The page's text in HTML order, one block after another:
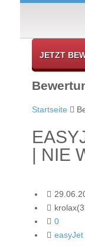
JETZT
Startseite
| NIE
0
easyJet